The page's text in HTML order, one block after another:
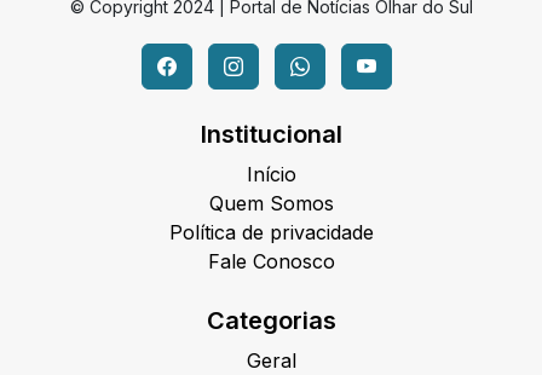
© Copyright 2024 | Portal de Notícias Olhar do Sul
Institucional
Início
Quem Somos
Política de privacidade
Fale Conosco
Categorias
Geral